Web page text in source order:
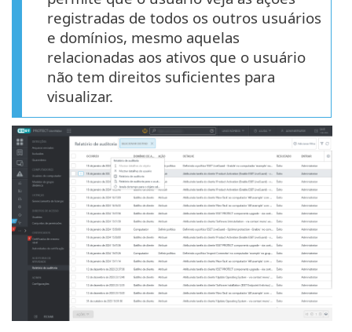
registradas de todos os outros usuários
e domínios, mesmo aquelas
relacionadas aos ativos que o usuário
não tem direitos suficientes para
visualizar.